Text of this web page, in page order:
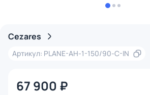
Cezares
Артикул: PLANE-AH-1-150/90-C-IN
67 900 ₽